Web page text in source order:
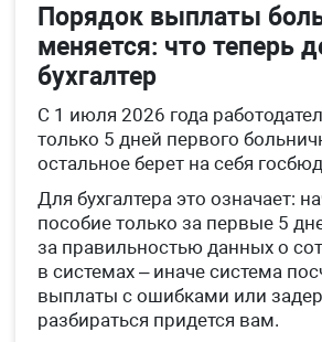
Порядок выплаты
меняется: что теперь
бухгалтер
С 1 июля 2026 года
только 5 дней первого
остальное берет на себя
Для бухгалтера это означает:
пособие только за первые 5
за правильностью данных о
в системах – иначе система
выплаты с ошибками или
разбираться придется вам.